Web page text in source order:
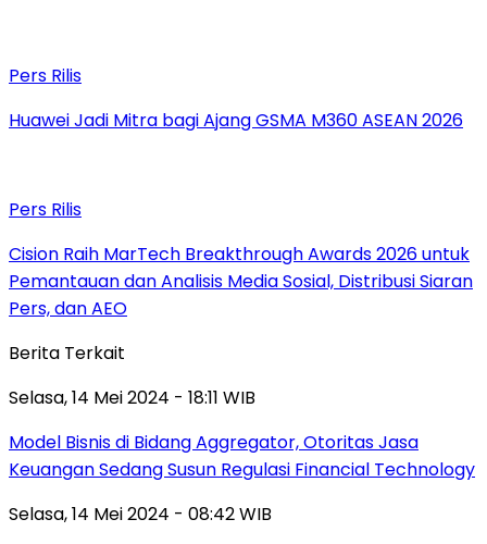
Pers Rilis
Huawei Jadi Mitra bagi Ajang GSMA M360 ASEAN 2026
Pers Rilis
Cision Raih MarTech Breakthrough Awards 2026 untuk
Pemantauan dan Analisis Media Sosial, Distribusi Siaran
Pers, dan AEO
Berita Terkait
Selasa, 14 Mei 2024 - 18:11 WIB
Model Bisnis di Bidang Aggregator, Otoritas Jasa
Keuangan Sedang Susun Regulasi Financial Technology
Selasa, 14 Mei 2024 - 08:42 WIB